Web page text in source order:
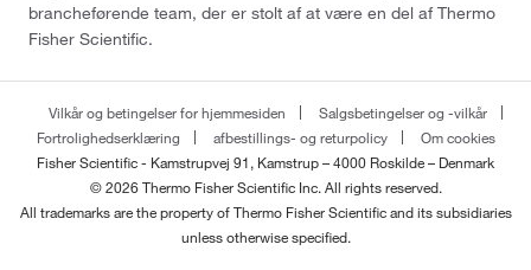
brancheførende team, der er stolt af at være en del af Thermo
Fisher Scientific.
Vilkår og betingelser for hjemmesiden
Salgsbetingelser og -vilkår
Fortrolighedserklæring
afbestillings- og returpolicy
Om cookies
Fisher Scientific - Kamstrupvej 91, Kamstrup – 4000 Roskilde – Denmark
© 2026 Thermo Fisher Scientific Inc. All rights reserved.
All trademarks are the property of Thermo Fisher Scientific and its subsidiaries
unless otherwise specified.